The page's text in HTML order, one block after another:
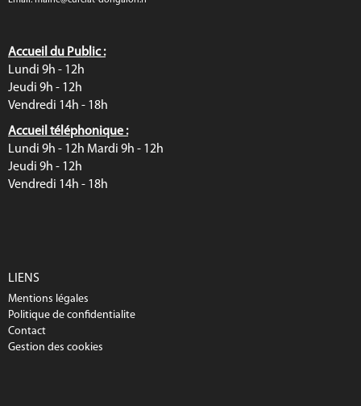
Accueil du Public :
Lundi 9h - 12h
Jeudi 9h - 12h
Vendredi 14h - 18h
Accueil téléphonique :
Lundi 9h - 12h Mardi 9h - 12h
Jeudi 9h - 12h
Vendredi 14h - 18h
LIENS
Mentions légales
Politique de confidentialite
Contact
Gestion des cookies